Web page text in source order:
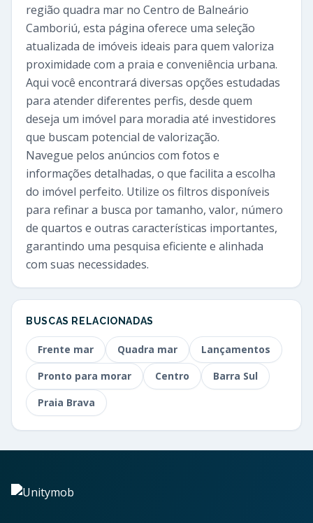
região quadra mar no Centro de Balneário
Camboriú, esta página oferece uma seleção
atualizada de imóveis ideais para quem valoriza
proximidade com a praia e conveniência urbana.
Aqui você encontrará diversas opções estudadas
para atender diferentes perfis, desde quem
deseja um imóvel para moradia até investidores
que buscam potencial de valorização.
Navegue pelos anúncios com fotos e
informações detalhadas, o que facilita a escolha
do imóvel perfeito. Utilize os filtros disponíveis
para refinar a busca por tamanho, valor, número
de quartos e outras características importantes,
garantindo uma pesquisa eficiente e alinhada
com suas necessidades.
BUSCAS RELACIONADAS
Frente mar Quadra mar
Lançamentos
Pronto para morar
Centro
Barra Sul
Praia Brava